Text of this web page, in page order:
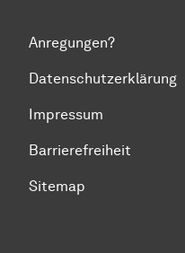
Anregungen?
Datenschutzerklärung
Impressum
Barrierefreiheit
Sitemap